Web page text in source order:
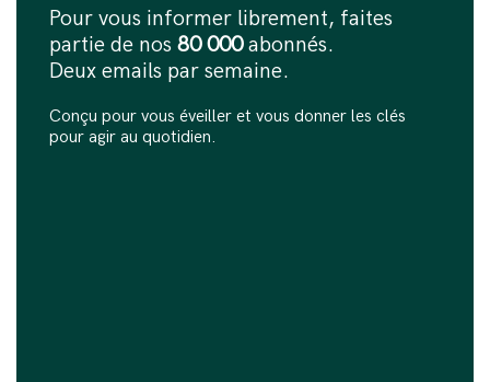
Pour vous informer librement, faites
partie de nos 80 000abonnés.
Deux emails par semaine.
Conçu pour vous éveiller et vous donner les clés
pour agir au quotidien.